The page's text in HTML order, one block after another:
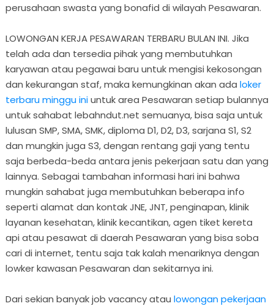
perusahaan swasta yang bonafid di wilayah Pesawaran.
LOWONGAN KERJA PESAWARAN TERBARU BULAN INI. Jika
telah ada dan tersedia pihak yang membutuhkan
karyawan atau pegawai baru untuk mengisi kekosongan
dan kekurangan staf, maka kemungkinan akan ada loker
terbaru minggu iniuntuk area Pesawaran setiap bulannya
untuk sahabat lebahndut.net semuanya, bisa saja untuk
lulusan SMP, SMA, SMK, diploma D1, D2, D3, sarjana S1, S2
dan mungkin juga S3, dengan rentang gaji yang tentu
saja berbeda-beda antara jenis pekerjaan satu dan yang
lainnya. Sebagai tambahan informasi hari ini bahwa
mungkin sahabat juga membutuhkan beberapa info
seperti alamat dan kontak JNE, JNT, penginapan, klinik
layanan kesehatan, klinik kecantikan, agen tiket kereta
api atau pesawat di daerah Pesawaran yang bisa soba
cari di internet, tentu saja tak kalah menariknya dengan
lowker kawasan Pesawaran dan sekitarnya ini.
Dari sekian banyak job vacancy atau lowongan pekerjaan